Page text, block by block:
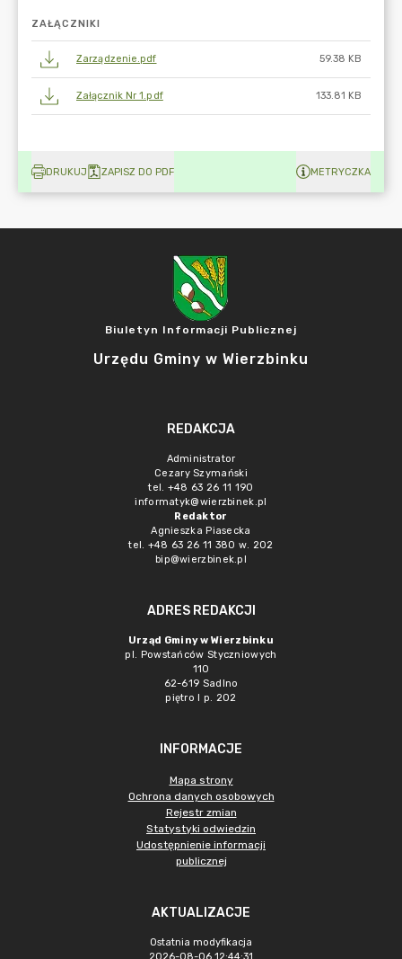
ZAŁĄCZNIKI
Zarządzenie.pdf 59.38 KB
Załącznik Nr 1.pdf 133.81 KB
DRUKUJ ZAPISZ DO PDF METRYCZKA
Biuletyn Informacji Publicznej
Urzędu Gminy w Wierzbinku
REDAKCJA
Administrator
Cezary Szymański
tel. +48 63 26 11 190
informatyk@wierzbinek.pl
Redaktor
Agnieszka Piasecka
tel. +48 63 26 11 380 w. 202
bip@wierzbinek.pl
ADRES REDAKCJI
Urząd Gminy w Wierzbinku
pl. Powstańców Styczniowych
110
62-619 Sadlno
piętro I p. 202
INFORMACJE
Mapa strony
Ochrona danych osobowych
Rejestr zmian
Statystyki odwiedzin
Udostępnienie informacji
publicznej
AKTUALIZACJE
Ostatnia modyfikacja